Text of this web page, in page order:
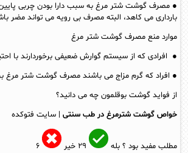
● مصرف گوشت شتر مرغ به سبب دارا بودن چربی پایین
بارداری می کاهد، البته مصرف بی رویه می تواند مضر
موارد منع مصرف گوشت شتر مرغ
● افرادی که از سیستم گوارش ضعیفی برخوردارند با
● افراد که گرم مزاج می باشند مصرف گوشت شتر مرغ
از فواید گوشت بوقلمون چه می دانید؟
خواص گوشت شترمرغ در طب سنتی| سایت فتوکده
مطلب مفید بود ؟ بله ۲۹ خیر ۶